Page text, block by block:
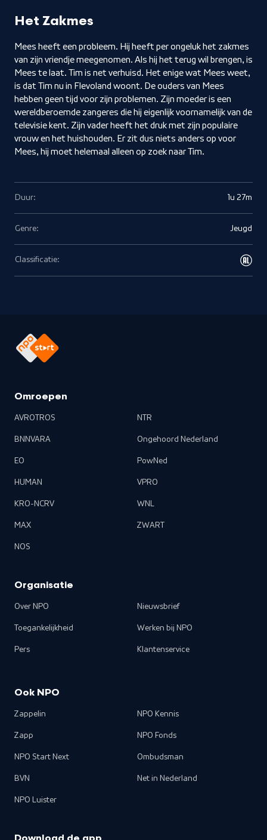
Het Zakmes
Mees heeft een probleem. Hij heeft per ongeluk het zakmes
van zijn vriendje meegenomen. Als hij het terug wil brengen, is
Mees te laat. Tim is net verhuisd. Het enige wat Mees weet,
is dat Tim nu in Flevoland woont. De ouders van Mees
hebben geen tijd voor zijn problemen. Zijn moeder is een
wereldberoemde zangeres die hij eigenlijk voornamelijk van de
televisie kent. Zijn vader heeft het druk met zijn populaire
vrouw en het huishouden. Er zit dus niets anders op voor
Mees, hij moet helemaal alleen op zoek naar Tim.
Duur: 1u 27m
Genre: Jeugd
Classificatie:
Omroepen
AVROTROS
BNNVARA
EO
HUMAN
KRO-NCRV
MAX
NOS
NTR
Ongehoord Nederland
PowNed
VPRO
WNL
ZWART
Organisatie
Over NPO
Toegankelijkheid
Pers
Nieuwsbrief
Werken bij NPO
Klantenservice
Ook NPO
Zappelin
Zapp
NPO Start Next
BVN
NPO Luister
NPO Kennis
NPO Fonds
Ombudsman
Net in Nederland